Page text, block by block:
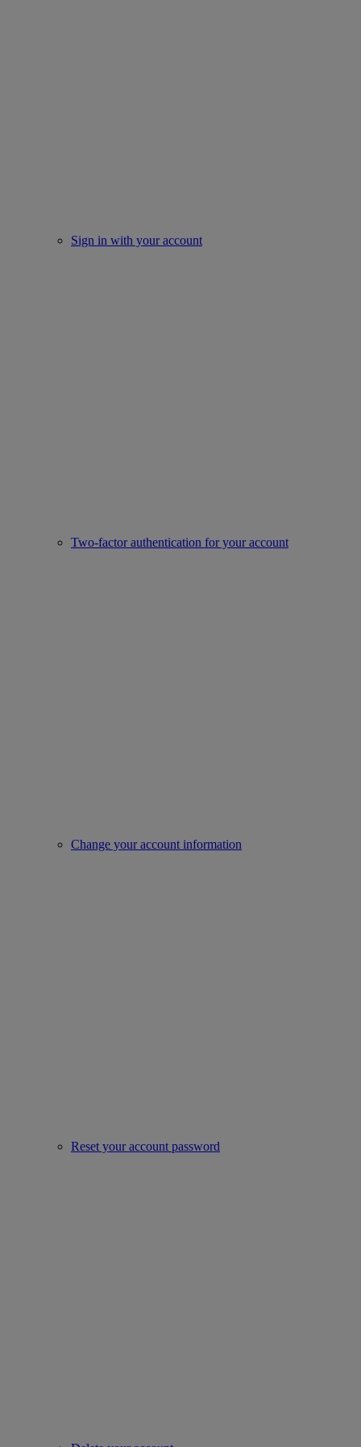
Sign in with your account
Two-factor authentication for your account
Change your account information
Reset your account password